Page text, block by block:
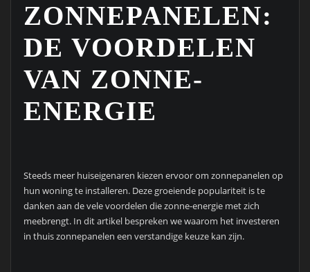
ZONNEPANELEN:
DE VOORDELEN
VAN ZONNE-
ENERGIE
Steeds meer huiseigenaren kiezen ervoor om zonnepanelen op
hun woning te installeren. Deze groeiende populariteit is te
danken aan de vele voordelen die zonne-energie met zich
meebrengt. In dit artikel bespreken we waarom het investeren
in thuis zonnepanelen een verstandige keuze kan zijn.